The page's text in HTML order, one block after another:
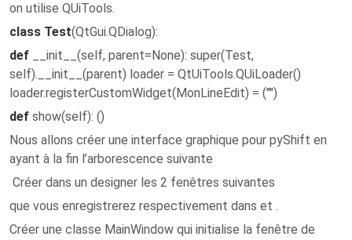
on utilise QUiTools.
class Test(QtGui.QDialog):
def __init__(self, parent=None): super(Test,
self).__init__(parent) loader = QtUiTools.QUiLoader()
loader.registerCustomWidget(MonLineEdit) = ("")
def show(self): ()
Nous allons créer une interface graphique pour pyShift en
ayant à la fin l’arborescence suivante
Créer dans un designer les 2 fenêtres suivantes
que vous enregistrerez respectivement dans et .
Créer une classe MainWindow qui initialise la fenêtre de